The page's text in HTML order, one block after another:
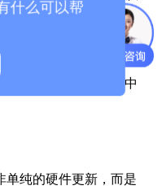
闭环管理。
不仅提升了性能指标，
临床检测和科研探索中
单纯的硬件更新，而是
什么可以帮